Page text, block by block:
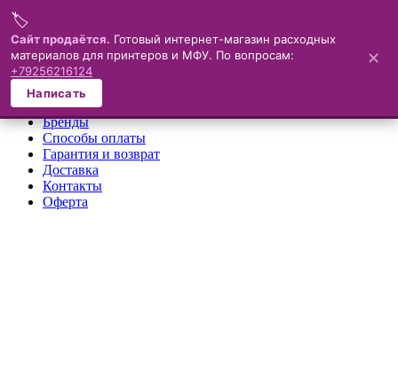
Меню
×
О компании
Каталог
Бренды
Способы оплаты
Гарантия и возврат
Доставка
Контакты
Оферта
🏷️
Сайт продаётся. Готовый интернет-магазин расходных
материалов для принтеров и МФУ. По вопросам:
+79256216124
Написать
✕